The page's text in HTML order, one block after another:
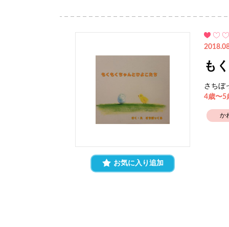
お気に入り追加
も
さちぼ
4歳〜5
か